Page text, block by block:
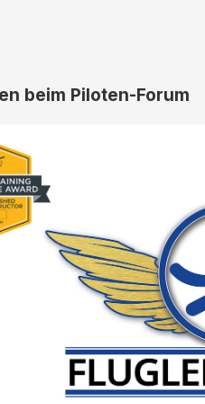
beim Piloten-Forum